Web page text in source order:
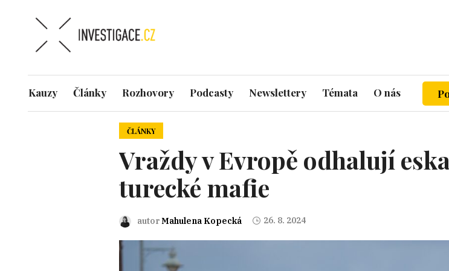
Kauzy Články Rozhovory Podcasty Newslettery Témata O nás
ČLÁNKY
Vraždy v Evropě odhalují
turecké mafie
autorMahulena Kopecká 26. 8. 2024